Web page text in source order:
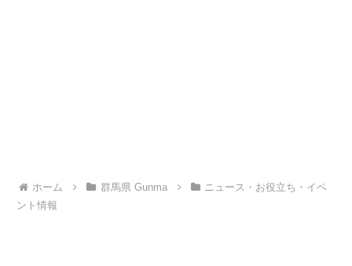
ホーム 群馬県 Gunma
ニュース・お役立ち・イベ
ント情報